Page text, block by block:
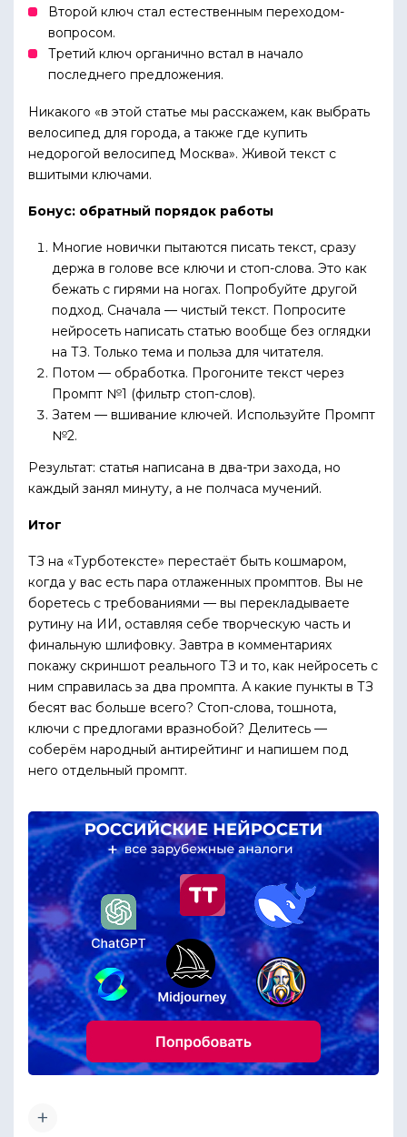
Второй ключ стал естественным переходом-
вопросом.
Третий ключ органично встал в начало
последнего предложения.
Никакого «в этой статье мы расскажем, как выбрать
велосипед для города, а также где купить
недорогой велосипед Москва». Живой текст с
вшитыми ключами.
Бонус: обратный порядок работы
Многие новички пытаются писать текст, сразу
держа в голове все ключи и стоп-слова. Это как
бежать с гирями на ногах. Попробуйте другой
подход. Сначала — чистый текст. Попросите
нейросеть написать статью вообще без оглядки
на ТЗ. Только тема и польза для читателя.
Потом — обработка. Прогоните текст через
Промпт №1 (фильтр стоп-слов).
Затем — вшивание ключей. Используйте Промпт
№2.
Результат: статья написана в два-три захода, но
каждый занял минуту, а не полчаса мучений.
Итог
ТЗ на «Турботексте» перестаёт быть кошмаром,
когда у вас есть пара отлаженных промптов. Вы не
боретесь с требованиями — вы перекладываете
рутину на ИИ, оставляя себе творческую часть и
финальную шлифовку. Завтра в комментариях
покажу скриншот реального ТЗ и то, как нейросеть с
ним справилась за два промпта. А какие пункты в ТЗ
бесят вас больше всего? Стоп-слова, тошнота,
ключи с предлогами вразнобой? Делитесь —
соберём народный антирейтинг и напишем под
него отдельный промпт.